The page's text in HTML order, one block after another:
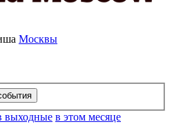
Москвы
выходные в этом месяце